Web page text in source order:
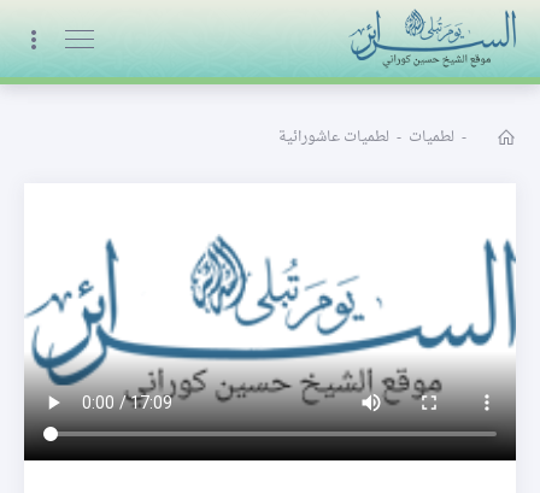
البث المباشر
- لطميات - لطميات عاشورائية